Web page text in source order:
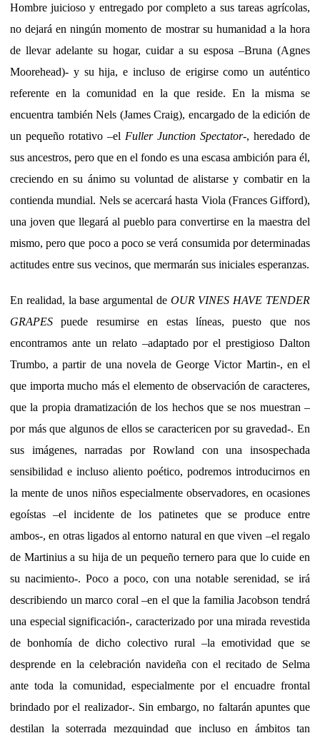
Hombre juicioso y entregado por completo a sus tareas agrícolas,
no dejará en ningún momento de mostrar su humanidad a la hora
de llevar adelante su hogar, cuidar a su esposa –Bruna (Agnes
Moorehead)- y su hija, e incluso de erigirse como un auténtico
referente en la comunidad en la que reside. En la misma se
encuentra también Nels (James Craig), encargado de la edición de
un pequeño rotativo –el Fuller Junction Spectator-, heredado de
sus ancestros, pero que en el fondo es una escasa ambición para él,
creciendo en su ánimo su voluntad de alistarse y combatir en la
contienda mundial. Nels se acercará hasta Viola (Frances Gifford),
una joven que llegará al pueblo para convertirse en la maestra del
mismo, pero que poco a poco se verá consumida por determinadas
actitudes entre sus vecinos, que mermarán sus iniciales esperanzas.
En realidad, la base argumental de OUR VINES HAVE TENDER
GRAPES puede resumirse en estas líneas, puesto que nos
encontramos ante un relato –adaptado por el prestigioso Dalton
Trumbo, a partir de una novela de George Victor Martin-, en el
que importa mucho más el elemento de observación de caracteres,
que la propia dramatización de los hechos que se nos muestran –
por más que algunos de ellos se caractericen por su gravedad-. En
sus imágenes, narradas por Rowland con una insospechada
sensibilidad e incluso aliento poético, podremos introducirnos en
la mente de unos niños especialmente observadores, en ocasiones
egoístas –el incidente de los patinetes que se produce entre
ambos-, en otras ligados al entorno natural en que viven –el regalo
de Martinius a su hija de un pequeño ternero para que lo cuide en
su nacimiento-. Poco a poco, con una notable serenidad, se irá
describiendo un marco coral –en el que la familia Jacobson tendrá
una especial significación-, caracterizado por una mirada revestida
de bonhomía de dicho colectivo rural –la emotividad que se
desprende en la celebración navideña con el recitado de Selma
ante toda la comunidad, especialmente por el encuadre frontal
brindado por el realizador-. Sin embargo, no faltarán apuntes que
destilan la soterrada mezquindad que incluso en ámbitos tan